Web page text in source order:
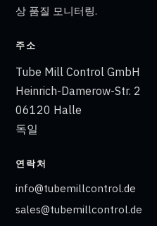
상 품질 모니터링.
주소
Tube Mill Control GmbH
Heinrich-Damerow-Str. 2
06120 Halle
독일
연락처
info@tubemillcontrol.de
sales@tubemillcontrol.de